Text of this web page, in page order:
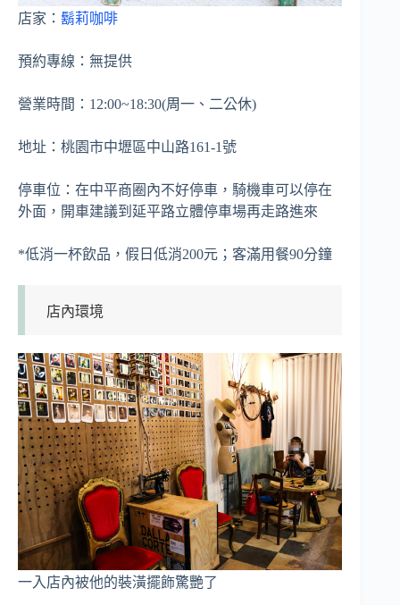
店家： 鬍莉咖啡
預約專線：無提供
營業時間：12:00~18:30(周一、二公休)
地址：桃園市中壢區中山路161-1號
停車位：在中平商圈內不好停車，騎機車可以停在
外面，開車建議到延平路立體停車場再走路進來
*低消一杯飲品，假日低消200元；客滿用餐90分鐘
店內環境
一入店內被他的裝潢擺飾驚艷了